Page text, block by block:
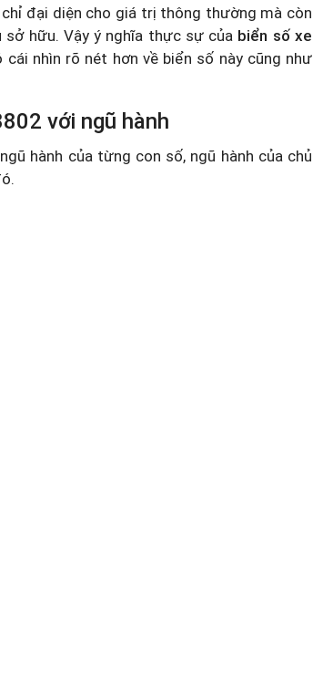
đại diện cho giá trị thông thường mà còn
sở hữu. Vậy ý nghĩa thực sự của biển số xe
nhìn rõ nét hơn về biển số này cũng như
với ngũ hành
hành của từng con số, ngũ hành của chủ